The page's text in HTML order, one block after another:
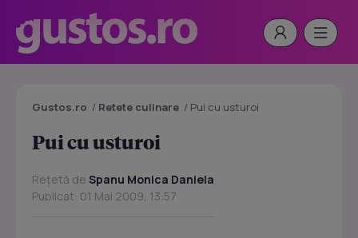
Gustos.ro / Retete culinare / Pui cu usturoi
Pui cu usturoi
Rețetă de Spanu Monica Daniela
Publicat: 01 Mai 2009, 13:57